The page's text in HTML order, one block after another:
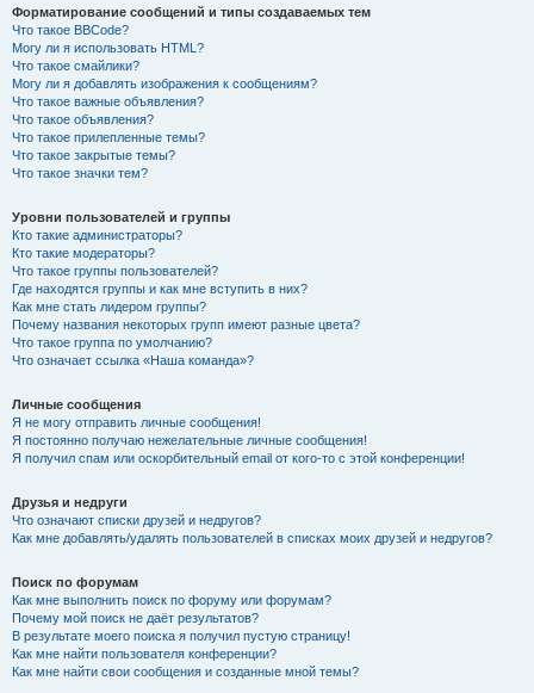
Форматирование сообщений и типы создаваемых тем
Что такое BBCode?
Могу ли я использовать HTML?
Что такое смайлики?
Могу ли я добавлять изображения к сообщениям?
Что такое важные объявления?
Что такое объявления?
Что такое прилепленные темы?
Что такое закрытые темы?
Что такое значки тем?
Уровни пользователей и группы
Кто такие администраторы?
Кто такие модераторы?
Что такое группы пользователей?
Где находятся группы и как мне вступить в них?
Как мне стать лидером группы?
Почему названия некоторых групп имеют разные цвета?
Что такое группа по умолчанию?
Что означает ссылка «Наша команда»?
Личные сообщения
Я не могу отправить личные сообщения!
Я постоянно получаю нежелательные личные сообщения!
Я получил спам или оскорбительный email от кого-то с этой конференции!
Друзья и недруги
Что означают списки друзей и недругов?
Как мне добавлять/удалять пользователей в списках моих друзей и недругов?
Поиск по форумам
Как мне выполнить поиск по форуму или форумам?
Почему мой поиск не даёт результатов?
В результате моего поиска я получил пустую страницу!
Как мне найти пользователя конференции?
Как мне найти свои сообщения и созданные мной темы?